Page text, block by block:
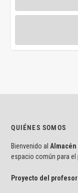
QUIÉNES SOMOS
Bienvenido al
espacio común para el
Proyecto del